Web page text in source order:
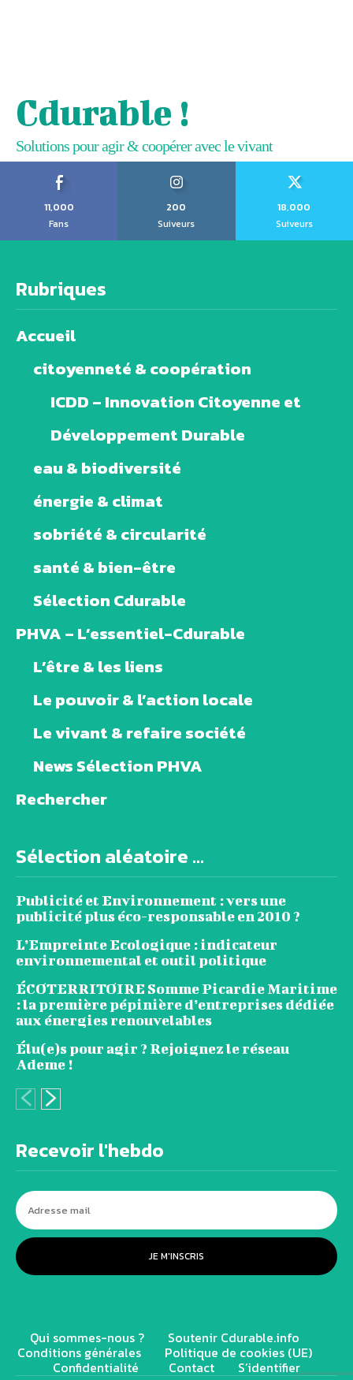
Cdurable !
Solutions pour agir & coopérer avec le vivant
11,000
Fans
200
Suiveurs
18,000
Suiveurs
Rubriques
Accueil
citoyenneté & coopération
ICDD – Innovation Citoyenne et
Développement Durable
eau & biodiversité
énergie & climat
sobriété & circularité
santé & bien-être
Sélection Cdurable
PHVA – L’essentiel-Cdurable
L’être & les liens
Le pouvoir & l’action locale
Le vivant & refaire société
News Sélection PHVA
Rechercher
Sélection aléatoire ...
Publicité et Environnement : vers une
publicité plus éco-responsable en 2010 ?
L’Empreinte Ecologique : indicateur
environnemental et outil politique
ÉCOTERRITOIRE Somme Picardie Maritime
: la première pépinière d’entreprises dédiée
aux énergies renouvelables
Élu(e)s pour agir ? Rejoignez le réseau
Ademe !
Recevoir l'hebdo
JE M'INSCRIS
Qui sommes-nous ? Soutenir Cdurable.info
Conditions générales Politique de cookies (UE)
Confidentialité Contact S’identifier